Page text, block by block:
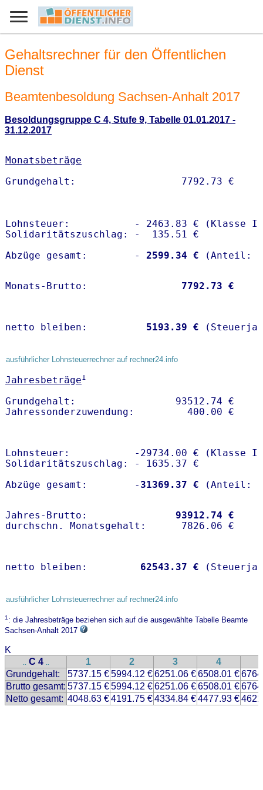
Gehaltsrechner für den Öffentlichen
Dienst
Beamtenbesoldung Sachsen-Anhalt 2017
Besoldungsgruppe C 4, Stufe 9, Tabelle 01.01.2017 -
31.12.2017
Monatsbeträge
Lohnsteuer:           - 2463.83 € (Klasse I)
Solidaritätszuschlag: -  135.51 €
Abzüge gesamt:        -
2599.34 €
Monats-Brutto: 7792.73 €
netto bleiben: 5193.39 €
ausführlicher Lohnsteuerrechner auf rechner24.info
Jahresbeträge1
Grundgehalt:                 93512.74 €
Lohnsteuer:           -29734.00 € (Klasse I)
Solidaritätszuschlag: - 1635.37 €
Abzüge gesamt:        - 31369.37 €
Jahres-Brutto: 93912.74 €
netto bleiben: 62543.37 €
ausführlicher Lohnsteuerrechner auf rechner24.info
1: die Jahresbeträge beziehen sich auf die ausgewählte Tabelle Beamte
Sachsen-Anhalt 2017
K
.. C 4 .. 1 2 3 4
Grundgehalt:
5737.15 €5994.12 €6251.06 €6508.01 €
Brutto gesamt: 5737.15 €5994.12 €6251.06 €6508.01 €
Netto gesamt: 4048.63 €4191.75 €4334.84 €4477.93 €